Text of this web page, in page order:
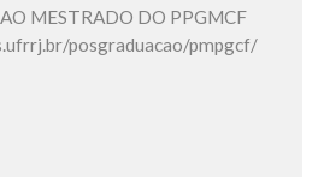
MESTRADO DO PPGMCF
posgraduacao/pmpgcf/